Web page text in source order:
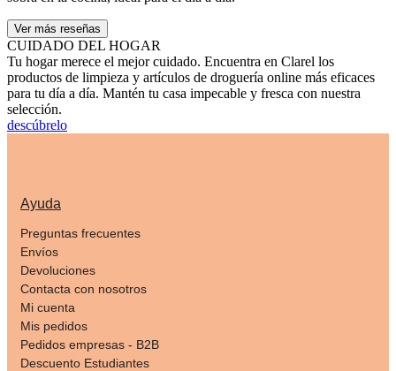
Ver más reseñas
CUIDADO DEL HOGAR
Tu hogar merece el mejor cuidado. Encuentra en Clarel los
productos de limpieza y artículos de droguería online más eficaces
para tu día a día. Mantén tu casa impecable y fresca con nuestra
selección.
descúbrelo
Ayuda
Preguntas frecuentes
Envíos
Devoluciones
Contacta con nosotros
Mi cuenta
Mis pedidos
Pedidos empresas - B2B
Descuento Estudiantes